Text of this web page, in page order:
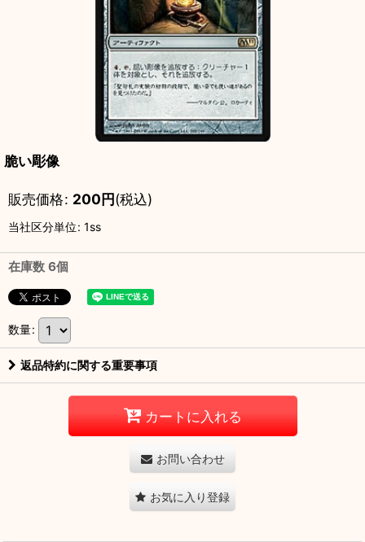
脆い彫像
販売価格: 200円(税込)
当社区分単位: 1ss
在庫数 6個
数量:
返品特約に関する重要事項
カートに入れる
お問い合わせ
お気に入り登録